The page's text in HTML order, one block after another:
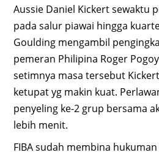
Aussie Daniel Kickert sewaktu
pada salur piawai hingga
Goulding mengambil
pemeran Philipina Roger
setimnya masa tersebut
ketupat yg makin kuat.
penyeling ke-2 grup bersama
lebih menit.
FIBA sudah membina